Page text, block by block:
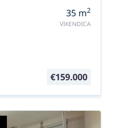
35 m2
VIKENDICA
€159.000